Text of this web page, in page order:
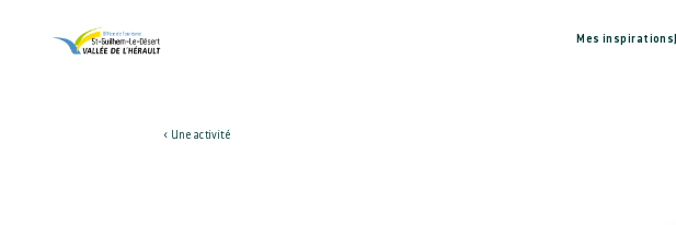
Mes inspirations
Une activité